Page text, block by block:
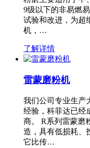
9级以下的非易燃
试验和改进，为超
机，…
了解详情
雷蒙磨粉机
我们公司专业生产
经验，科菲达已经
商。 R系列雷蒙磨
造，具有低损耗、
它比传…